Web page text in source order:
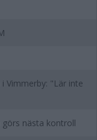
Vimmerby: "Lär inte
nästa kontroll